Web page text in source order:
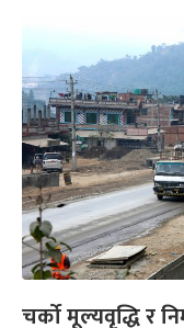
चर्को मूल्यवृद्धि र